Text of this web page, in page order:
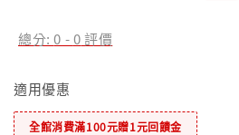
總分:0 -0評價
適用優惠
全館消費滿100元贈1元回饋金